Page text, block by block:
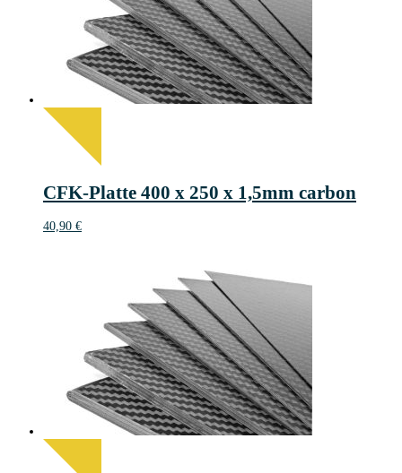
CFK-Platte 400 x 250 x 1,5mm carbon
40,90 €